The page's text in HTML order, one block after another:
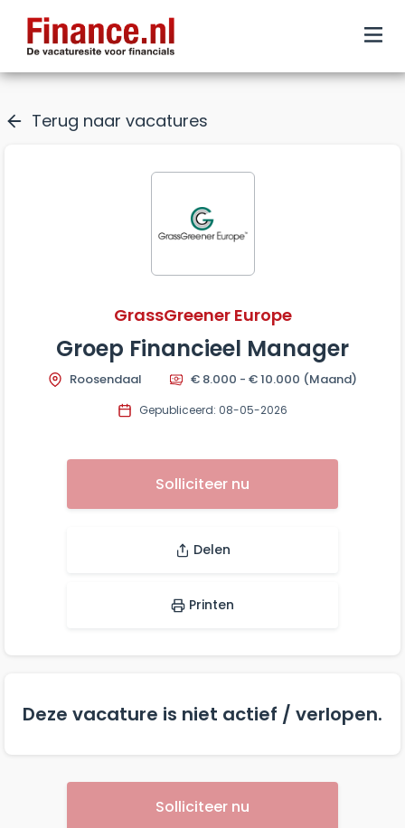
Terug naar vacatures
GrassGreener Europe
Groep Financieel Manager
Roosendaal € 8.000 - € 10.000 (Maand)
Gepubliceerd: 08-05-2026
Solliciteer nu
Delen
Printen
Deze vacature is niet actief / verlopen.
Solliciteer nu